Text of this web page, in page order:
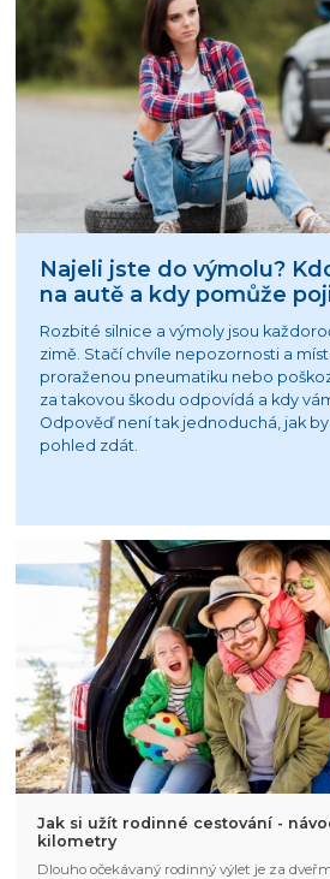
Najeli jste do výmolu?
na autě a kdy pomůže
Rozbité silnice a výmoly jsou
zimě. Stačí chvíle nepozornosti a
proraženou pneumatiku nebo
za takovou škodu odpovídá a kdy
Odpověď není tak jednoduchá, jak
pohled zdát.
Jak si užít rodinné cestování -
kilometry
Dlouho očekávaný rodinný výlet je za